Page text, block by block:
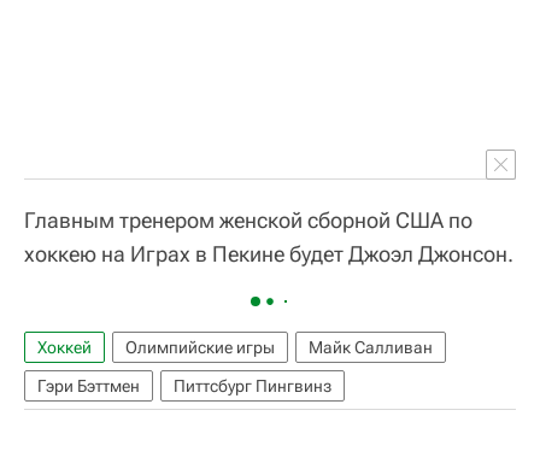
Главным тренером женской сборной США по
хоккею на Играх в Пекине будет Джоэл Джонсон.
Хоккей Олимпийские игры
Майк Салливан
Гэри Бэттмен
Питтсбург Пингвинз